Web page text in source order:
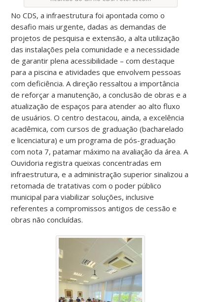
No CDS, a infraestrutura foi apontada como o
desafio mais urgente, dadas as demandas de
projetos de pesquisa e extensão, a alta utilização
das instalações pela comunidade e a necessidade
de garantir plena acessibilidade – com destaque
para a piscina e atividades que envolvem pessoas
com deficiência. A direção ressaltou a importância
de reforçar a manutenção, a conclusão de obras e a
atualização de espaços para atender ao alto fluxo
de usuários. O centro destacou, ainda, a excelência
acadêmica, com cursos de graduação (bacharelado
e licenciatura) e um programa de pós-graduação
com nota 7, patamar máximo na avaliação da área. A
Ouvidoria registra queixas concentradas em
infraestrutura, e a administração superior sinalizou a
retomada de tratativas com o poder público
municipal para viabilizar soluções, inclusive
referentes a compromissos antigos de cessão e
obras não concluídas.